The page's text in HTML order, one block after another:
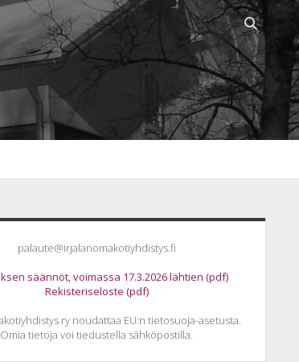
Open
search
bar
palaute@irjalanomakotiyhdistys.fi
säännöt, voimassa 17.3.2026 lähtien (pdf)
Rekisteriseloste (pdf)
ry noudattaa EU:n tietosuoja-asetusta.
Omia tietoja voi tiedustella sähköpostilla.